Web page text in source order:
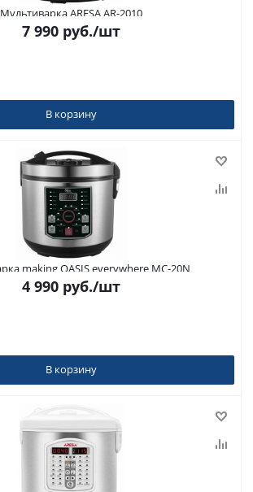
Мультиварка ARESA AR-2010
7 990 руб./шт
В корзину
Мультиварка making OASIS everywhere MC-20N
4 990 руб./шт
В корзину